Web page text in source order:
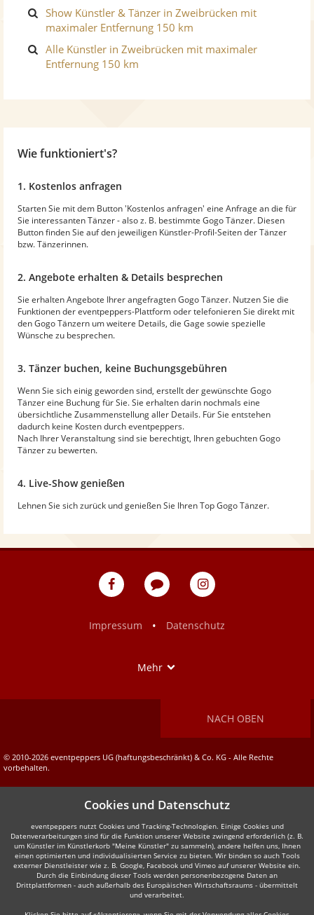
Show Künstler & Tänzer in Zweibrücken mit
maximaler Entfernung 150 km
Alle Künstler in Zweibrücken mit maximaler
Entfernung 150 km
Wie funktioniert's?
1. Kostenlos anfragen
Starten Sie mit dem Button 'Kostenlos anfragen' eine Anfrage an die für
Sie interessanten Tänzer - also z. B. bestimmte Gogo Tänzer. Diesen
Button finden Sie auf den jeweiligen Künstler-Profil-Seiten der Tänzer
bzw. Tänzerinnen.
2. Angebote erhalten & Details besprechen
Sie erhalten Angebote Ihrer angefragten Gogo Tänzer. Nutzen Sie die
Funktionen der eventpeppers-Plattform oder telefonieren Sie direkt mit
den Gogo Tänzern um weitere Details, die Gage sowie spezielle
Wünsche zu besprechen.
3. Tänzer buchen, keine Buchungsgebühren
Wenn Sie sich einig geworden sind, erstellt der gewünschte Gogo
Tänzer eine Buchung für Sie. Sie erhalten darin nochmals eine
übersichtliche Zusammenstellung aller Details. Für Sie entstehen
dadurch keine Kosten durch eventpeppers.
Nach Ihrer Veranstaltung sind sie berechtigt, Ihren gebuchten Gogo
Tänzer zu bewerten.
4. Live-Show genießen
Lehnen Sie sich zurück und genießen Sie Ihren Top Gogo Tänzer.
eventpeppers
Blog
eventpeppers
Impressum
• Datenschutz
Mehr
NACH OBEN
© 2010-2026 eventpeppers UG (haftungsbeschränkt) & Co. KG - Alle Rechte
vorbehalten.
Cookies und Datenschutz
eventpeppers nutzt Cookies und Tracking-Technologien. Einige Cookies und
Datenverarbeitungen sind für die Funktion unserer Website zwingend erforderlich (z. B.
um Künstler im Künstlerkorb "Meine Künstler" zu sammeln), andere helfen uns, Ihnen
einen optimierten und individualisierten Service zu bieten. Wir binden so auch Tools
externer Dienstleister wie z. B. Google, Facebook und Vimeo auf unserer Website ein.
Durch die Einbindung dieser Tools werden personenbezogene Daten an
Drittplattformen - auch außerhalb des Europäischen Wirtschaftsraums - übermittelt
und verarbeitet.